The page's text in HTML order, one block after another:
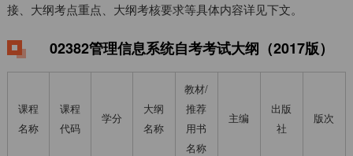
接、大纲考点重点、大纲考核要求等具体内容详见下文。
02382管理信息系统自考考试大纲（2017版）
课程
名称
课程
代码
学分
大纲
名称
教材/
推荐
用书
名称
主编
出版
社
版次